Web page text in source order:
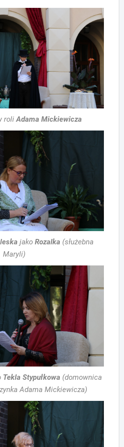
roliAdama Mickiewicza
jako Rozalka (służebna
Maryli)
Tekla Stypułkowa (domownica
Adama Mickiewicza)